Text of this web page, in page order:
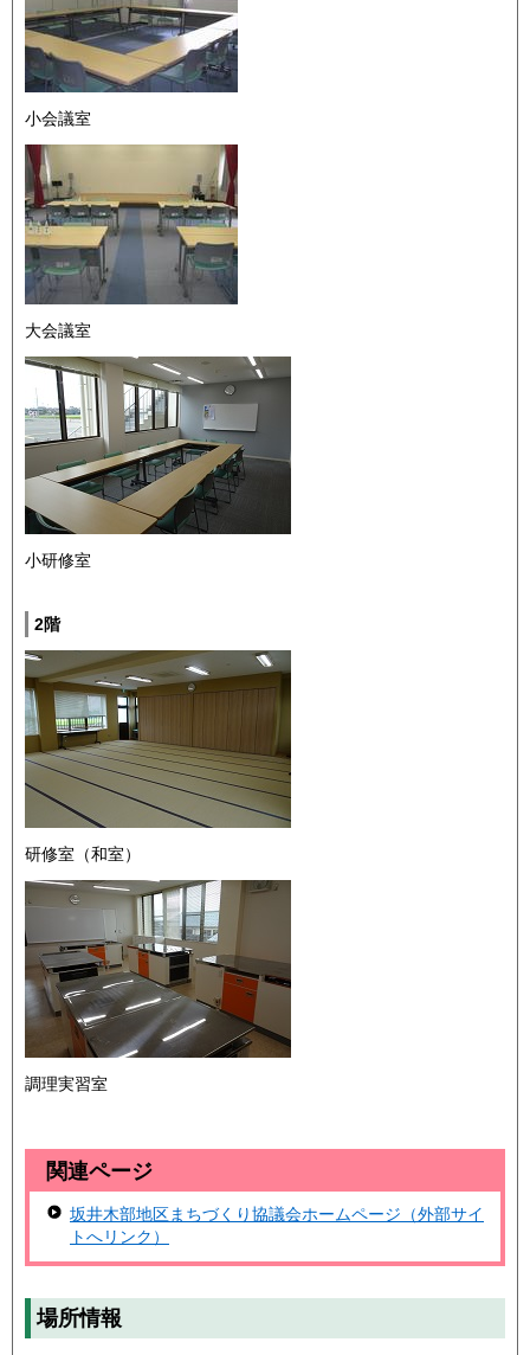
小会議室
大会議室
小研修室
2階
研修室（和室）
調理実習室
関連ページ
坂井木部地区まちづくり協議会ホームページ（外部サイ
トへリンク）
場所情報